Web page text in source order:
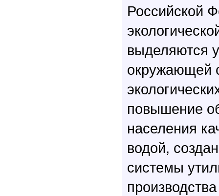
Российской
выделяются
окружающей
повышение
населения
водой,
системы